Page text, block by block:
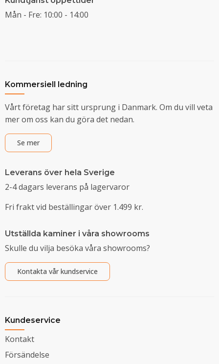
Mån - Fre: 10:00 - 14:00
Kommersiell ledning
Vårt företag har sitt ursprung i Danmark. Om du vill veta
mer om oss kan du göra det nedan.
Se mer
Leverans över hela Sverige
2-4 dagars leverans på lagervaror
Fri frakt vid beställingar över 1.499 kr.
Utställda kaminer i våra showrooms
Skulle du vilja besöka våra showrooms?
Kontakta vår kundservice
Kundeservice
Kontakt
Försändelse